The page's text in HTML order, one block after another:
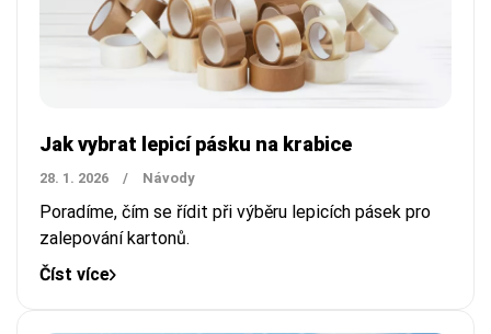
Jak vybrat lepicí pásku na krabice
28. 1. 2026 / Návody
Poradíme, čím se řídit při výběru lepicích pásek pro
zalepování kartonů.
Číst více